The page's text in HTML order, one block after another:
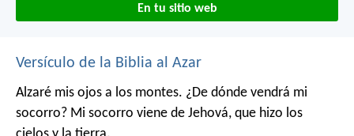
En tu sitio web
Versículo de la Biblia al Azar
Alzaré mis ojos a los montes. ¿De dónde vendrá mi
socorro? Mi socorro viene de Jehová, que hizo los